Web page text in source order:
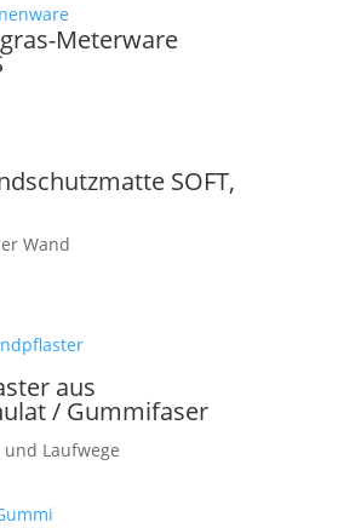
Meterware
SOFT,
Wand
aus
/ Gummifaser
Laufwege